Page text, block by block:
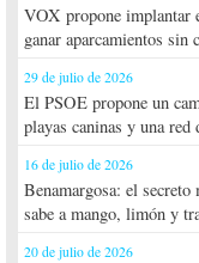
VOX propone implantar
ganar aparcamientos sin
29 de julio de 2026
El PSOE propone un
playas caninas y una red
16 de julio de 2026
Benamargosa: el
sabe a mango, limón y
20 de julio de 2026